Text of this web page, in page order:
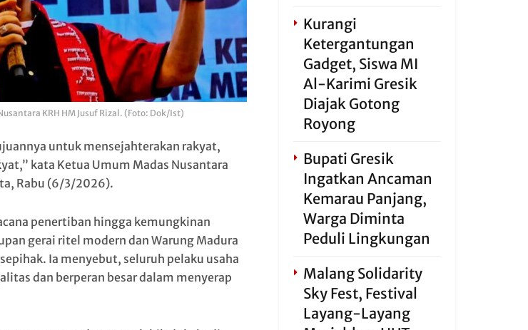
KRH HM Jusuf Rizal. (Foto: Dok/Ist)
untuk mensejahterakan rakyat,
kata Ketua Umum Madas Nusantara
Rabu (6/3/2026).
penertiban hingga kemungkinan
gerai ritel modern dan Warung Madura
Ia menyebut, seluruh pelaku usaha
dan berperan besar dalam menyerap
Kurangi
Ketergantungan
Gadget, Siswa MI
Al-Karimi Gresik
Diajak Gotong
Royong
Bupati Gresik
Ingatkan Ancaman
Kemarau Panjang,
Warga Diminta
Peduli Lingkungan
Malang Solidarity
Sky Fest, Festival
Layang-Layang